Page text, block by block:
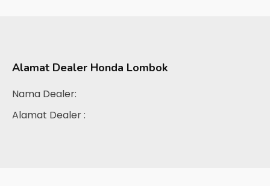
Alamat Dealer Honda Lombok
Nama Dealer:
Alamat Dealer :